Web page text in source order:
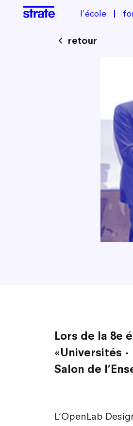
l'école
retour
Lors de la 8e
«Universités
Salon de
L’OpenLab